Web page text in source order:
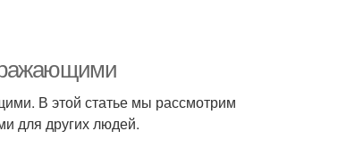
В этой статье мы рассмотрим
для других людей.